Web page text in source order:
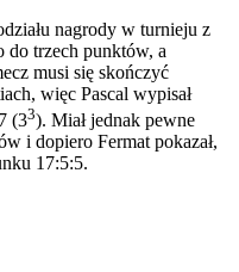
nagrody w turnieju z
do trzech punktów, a
musi się skończyć
więc Pascal wypisał
(33). Miał jednak pewne
i dopiero Fermat pokazał,
17:5:5.